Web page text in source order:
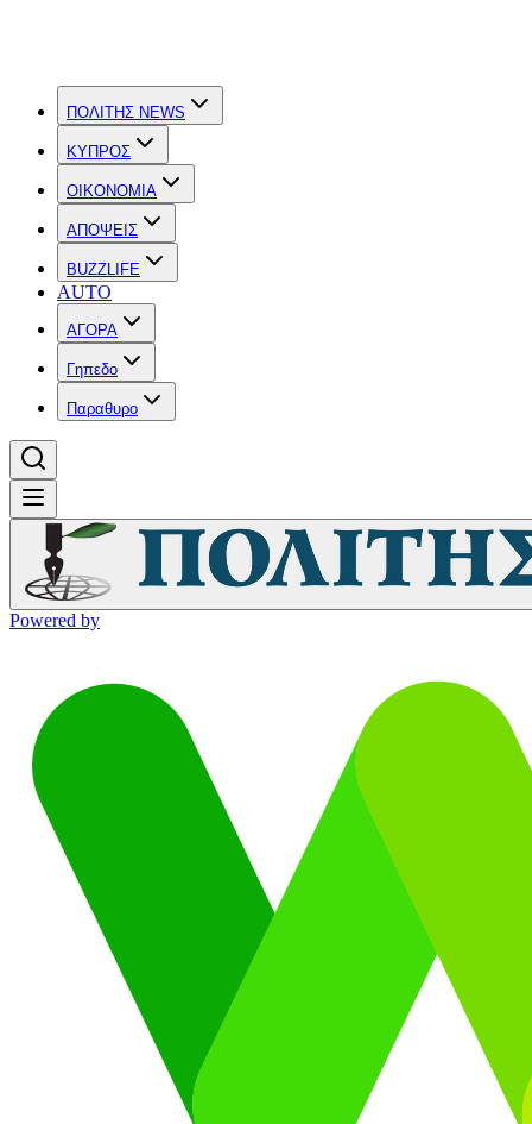
ΠΟΛΙΤΗΣ NEWS
ΚΥΠΡΟΣ
OIKONOMIA
ΑΠΟΨΕΙΣ
BUZZLIFE
AUTO
ΑΓΟΡΑ
Γηπεδο
Παραθυρο
Powered by